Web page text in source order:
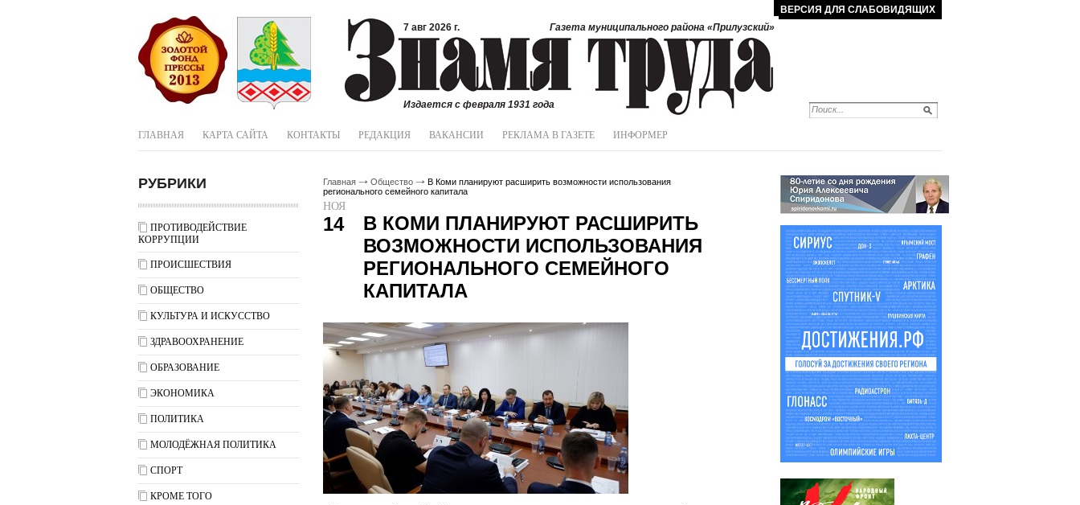
ВЕРСИЯ ДЛЯ СЛАБОВИДЯЩИХ
7 авг 2026 г.
Газета муниципального района «Прилузский»
Издается с февраля 1931 года
ГЛАВНАЯ КАРТА САЙТА КОНТАКТЫ РЕДАКЦИЯ ВАКАНСИИ РЕКЛАМА В ГАЗЕТЕ ИНФОРМЕР
РУБРИКИ
ПРОТИВОДЕЙСТВИЕ
КОРРУПЦИИ
ПРОИСШЕСТВИЯ
ОБЩЕСТВО
КУЛЬТУРА И ИСКУССТВО
ЗДРАВООХРАНЕНИЕ
ОБРАЗОВАНИЕ
ЭКОНОМИКА
ПОЛИТИКА
МОЛОДЁЖНАЯ ПОЛИТИКА
СПОРТ
КРОМЕ ТОГО
Главная Общество
В Коми планируют расширить возможности использования
регионального семейного капитала
НОЯ
14
В КОМИ ПЛАНИРУЮТ РАСШИРИТЬ
ВОЗМОЖНОСТИ ИСПОЛЬЗОВАНИЯ
РЕГИОНАЛЬНОГО СЕМЕЙНОГО
КАПИТАЛА